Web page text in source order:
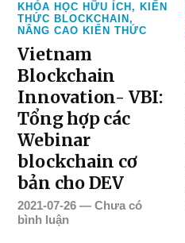
KHÓA HỌC HỮU ÍCH, KIẾN
THỨC BLOCKCHAIN,
NÂNG CAO KIẾN THỨC
Vietnam
Blockchain
Innovation- VBI:
Tổng hợp các
Webinar
blockchain cơ
bản cho DEV
2021-07-26 —Chưa có
bình luận